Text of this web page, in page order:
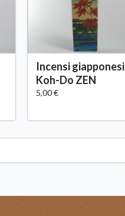
Incensi giapponesi
Koh-Do ZEN
5,00 €